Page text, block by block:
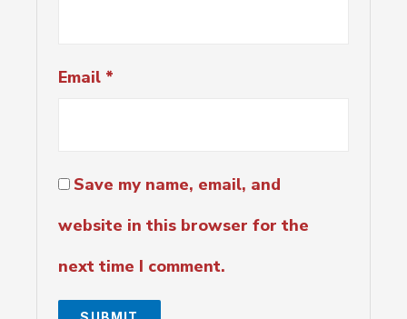
Email *
Save my name, email, and
website in this browser for the
next time I comment.